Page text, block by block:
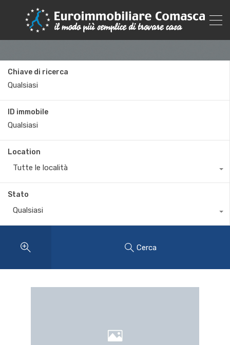
Chiave di ricerca
ID immobile
Location
Tutte le località
Stato
Qualsiasi
Cerca